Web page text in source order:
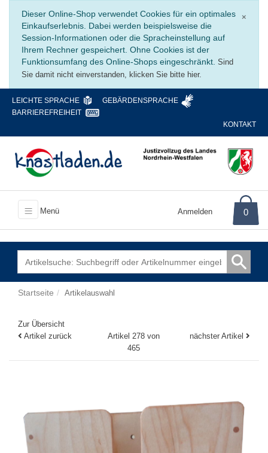
×
Dieser Online-Shop verwendet Cookies für ein optimales
Einkaufserlebnis. Dabei werden beispielsweise die
Session-Informationen oder die Spracheinstellung auf
Ihrem Rechner gespeichert. Ohne Cookies ist der
Funktionsumfang des Online-Shops eingeschränkt. Sind
Sie damit nicht einverstanden, klicken Sie bitte hier.
LEICHTE SPRACHE
GEBÄRDENSPRACHE
BARRIEREFREIHEIT
KONTAKT
Menü Anmelden 0
Startseite Artikelauswahl
Zur Übersicht
Artikel zurück
Artikel 278 von
465
nächster Artikel